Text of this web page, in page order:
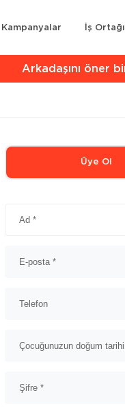
Kampanyalar İş
Arkadaşını öner
Üye Ol